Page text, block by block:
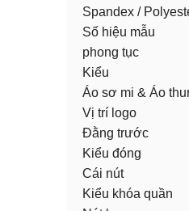
Spandex /
Số hiệu mẫu
phong tục
Kiểu
Áo sơ mi & Áo
Vị trí logo
Đằng trước
Kiểu đóng
Cái nút
Kiểu khóa quần